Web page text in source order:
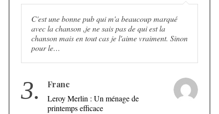
C'est une bonne pub qui m'a beaucoup marqué
avec la chanson ,je ne sais pas de qui est la
chanson mais en tout cas je l'aime vraiment. Sinon
pour le…
3.
Franc
Leroy Merlin : Un ménage de
printemps efficace